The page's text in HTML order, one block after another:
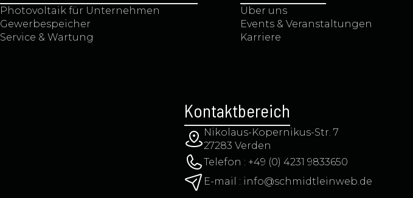
Über uns
Events & Veranstaltungen
Karriere
Photovoltaik für Unternehmen
Gewerbespeicher
Service & Wartung
Kontaktbereich
Nikolaus-Kopernikus-Str. 7
27283 Verden
Telefon : +49 (0) 4231 9833650
E-mail : info@schmidtleinweb.de